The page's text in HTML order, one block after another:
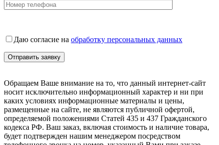
Даю согласие на обработку персональных данных
Обращаем Ваше внимание на то, что данный интернет-сайт
носит исключительно информационный характер и ни при
каких условиях информационные материалы и цены,
размещенные на сайте, не являются публичной офертой,
определяемой положениями Статей 435 и 437 Гражданского
кодекса РФ. Ваш заказ, включая стоимость и наличие товара,
будет подтвержден нашим менеджером посредством